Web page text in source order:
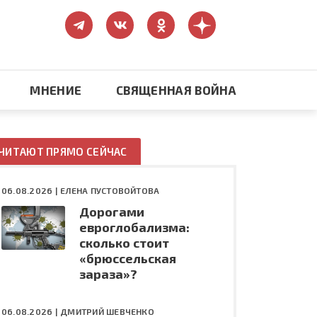
Конфликт на Украине
МНЕНИЕ СВЯЩЕННАЯ ВОЙНА
ПРЯМО СЕЙЧАС
06.08.2026 | ЕЛЕНА ПУСТОВОЙТОВА
Дорогами
евроглобализма:
сколько стоит
«брюссельская
зараза»?
06.08.2026 | ДМИТРИЙ ШЕВЧЕНКО